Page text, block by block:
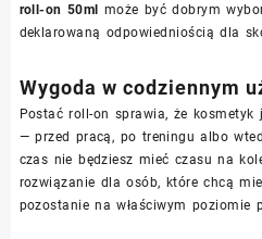
roll-on 50ml może być dobrym
deklarowaną odpowiedniością dla
Wygoda w codziennym
Postać roll-on sprawia, że
— przed pracą, po treningu albo
czas nie będziesz mieć czasu na
rozwiązanie dla osób, które chcą
pozostanie na właściwym poziomie